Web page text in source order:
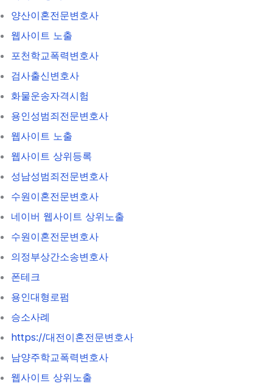
양산이혼전문변호사
웹사이트 노출
포천학교폭력변호사
검사출신변호사
화물운송자격시험
용인성범죄전문변호사
웹사이트 노출
웹사이트 상위등록
성남성범죄전문변호사
수원이혼전문변호사
네이버 웹사이트 상위노출
수원이혼전문변호사
의정부상간소송변호사
폰테크
용인대형로펌
승소사례
https://대전이혼전문변호사
남양주학교폭력변호사
웹사이트 상위노출